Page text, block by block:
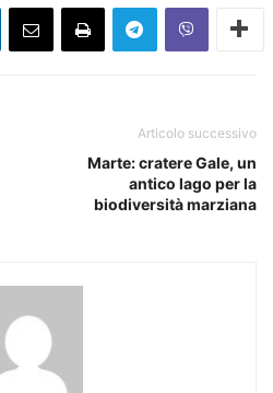
Articolo successivo
Marte: cratere Gale, un
antico lago per la
biodiversità marziana